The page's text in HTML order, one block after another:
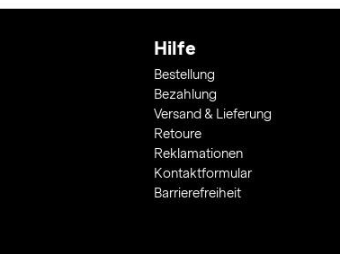
Hilfe
Bestellung
Bezahlung
Versand & Lieferung
Retoure
Reklamationen
Kontaktformular
Barrierefreiheit